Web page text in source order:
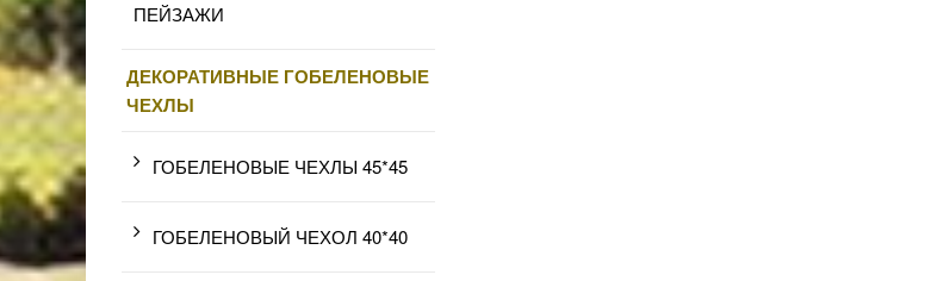
ПЕЙЗАЖИ
ДЕКОРАТИВНЫЕ ГОБЕЛЕНОВЫЕ
ЧЕХЛЫ
ГОБЕЛЕНОВЫЕ ЧЕХЛЫ 45*45
ГОБЕЛЕНОВЫЙ ЧЕХОЛ 40*40